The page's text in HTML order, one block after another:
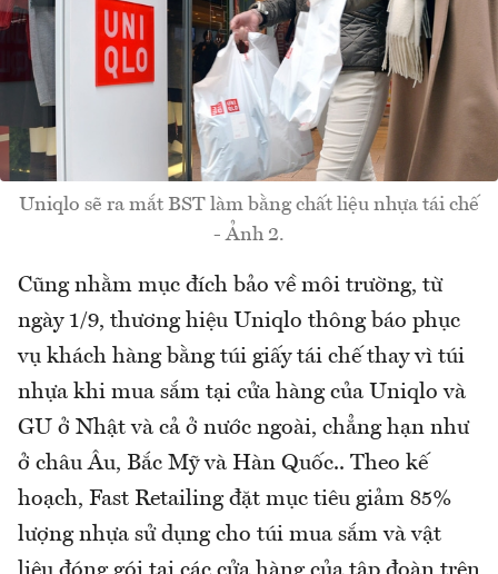
Uniqlo sẽ ra mắt BST làm bằng chất liệu nhựa tái chế
- Ảnh 2.
Cũng nhằm mục đích bảo về môi trường, từ
ngày 1/9, thương hiệu Uniqlo thông báo phục
vụ khách hàng bằng túi giấy tái chế thay vì túi
nhựa khi mua sắm tại cửa hàng của Uniqlo và
GU ở Nhật và cả ở nước ngoài, chẳng hạn như
ở châu Âu, Bắc Mỹ và Hàn Quốc.. Theo kế
hoạch, Fast Retailing đặt mục tiêu giảm 85%
lượng nhựa sử dụng cho túi mua sắm và vật